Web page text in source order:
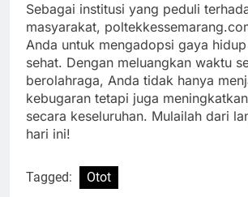
Sebagai institusi yang peduli
masyarakat,
Anda untuk mengadopsi gaya
sehat. Dengan meluangkan waktu
berolahraga, Anda tidak hanya
kebugaran tetapi juga
secara keseluruhan. Mulailah dari
hari ini!
Tagged: Otot